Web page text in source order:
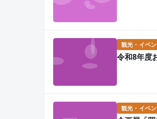
観光・イベン
令和8年度
観光・イベン